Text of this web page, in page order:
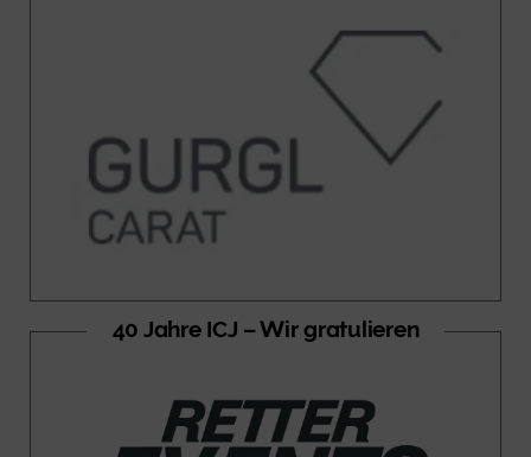
40 Jahre ICJ – Wir gratulieren